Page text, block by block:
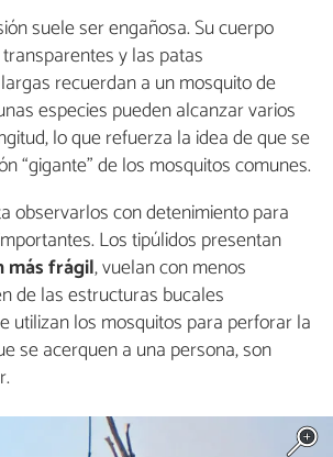
suele ser engañosa. Su cuerpo
y las patas
recuerdan a un mosquito de
especies pueden alcanzar varios
lo que refuerza la idea de que se
“gigante” de los mosquitos comunes.
observarlos con detenimiento para
Los tipúlidos presentan
más frágil, vuelan con menos
de las estructuras bucales
utilizan los mosquitos para perforar la
se acerquen a una persona, son